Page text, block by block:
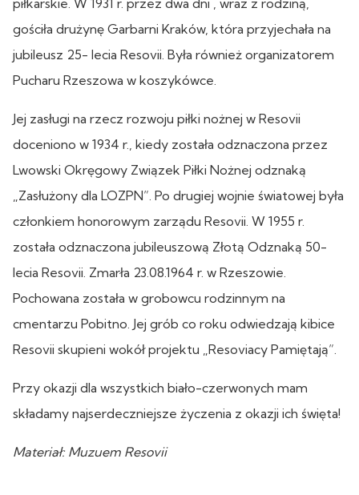
gościła drużynę Garbarni Kraków, która przyjechała na
jubileusz 25- lecia Resovii. Była również organizatorem
Pucharu Rzeszowa w koszykówce.
Jej zasługi na rzecz rozwoju piłki nożnej w Resovii
doceniono w 1934 r., kiedy została odznaczona przez
Lwowski Okręgowy Związek Piłki Nożnej odznaką
„Zasłużony dla LOZPN”. Po drugiej wojnie światowej była
członkiem honorowym zarządu Resovii. W 1955 r.
została odznaczona jubileuszową Złotą Odznaką 50-
lecia Resovii. Zmarła 23.08.1964 r. w Rzeszowie.
Pochowana została w grobowcu rodzinnym na
cmentarzu Pobitno. Jej grób co roku odwiedzają kibice
Resovii skupieni wokół projektu „Resoviacy Pamiętają”.
Przy okazji dla wszystkich biało-czerwonych mam
składamy najserdeczniejsze życzenia z okazji ich święta!
Materiał: Muzuem Resovii